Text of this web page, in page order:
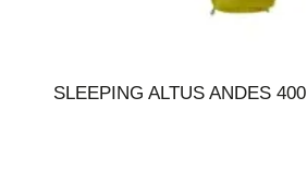
SLEEPING ALTUS ANDES 400